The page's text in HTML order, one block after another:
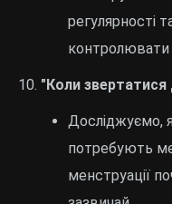
регулярності
контролювати
"Коли звертатися
Досліджуємо,
потребують
менструації